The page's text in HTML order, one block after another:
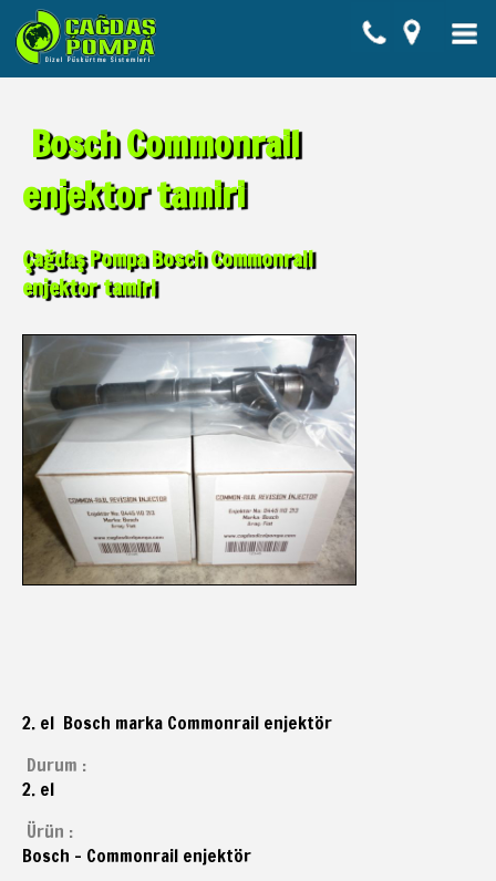
Bosch Commonrail
enjektor tamiri
Çağdaş Pompa Bosch Commonrail
enjektor tamiri
2. el Bosch marka Commonrail enjektör
Durum :
2. el
Ürün :
Bosch - Commonrail enjektör